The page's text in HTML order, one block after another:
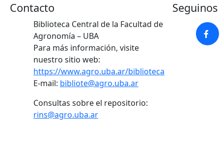
Contacto
Biblioteca Central de la Facultad de
Agronomía – UBA
Para más información, visite
nuestro sitio web:
https://www.agro.uba.ar/biblioteca
E-mail: bibliote@agro.uba.ar
Consultas sobre el repositorio:
rins@agro.uba.ar